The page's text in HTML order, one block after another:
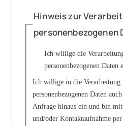
Hinweis zur
personenbezogenen
Ich willige die
personenbezogenen Daten
Ich willige in die Verarbeitung
personenbezogenen Daten
Anfrage hinaus ein und bin
und/oder Kontaktaufnahme